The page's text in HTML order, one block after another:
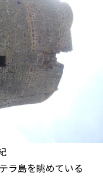
ラ島を眺めている